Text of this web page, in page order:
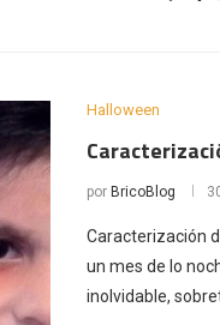
Halloween
por BricoBlog
Caracterización
un mes de lo
inolvidable,